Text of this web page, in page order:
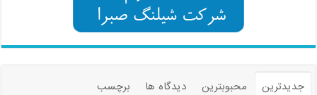
جدیدترین محبوبترین دیدگاه ها
برچسب